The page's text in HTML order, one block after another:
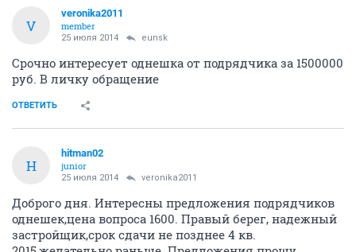
V
veronika2011
member
25 июля 2014 eunsk
Срочно интересует однешка от подрядчика за 1500000
руб. В личку обращение
ОТВЕТИТЬ
H
hitman02
junior
25 июля 2014 veronika2011
Доброго дня. Интересны предложения подрядчиков
однешек,цена вопроса 1600. Правый берег, надежный
застройщик,срок сдачи не позднее 4 кв.